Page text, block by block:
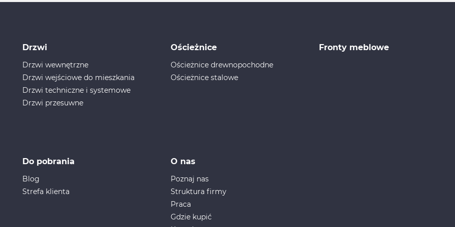
Drzwi
Drzwi wewnętrzne
Drzwi wejściowe do mieszkania
Drzwi techniczne i systemowe
Drzwi przesuwne
Ościeżnice
Ościeżnice drewnopochodne
Ościeżnice stalowe
Fronty meblowe
Do pobrania
Blog
Strefa klienta
O nas
Poznaj nas
Struktura firmy
Praca
Gdzie kupić